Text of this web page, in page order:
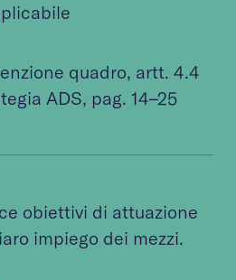
quadro, artt. 4.4
ADS, pag. 14–25
obiettivi di attuazione
impiego dei mezzi.